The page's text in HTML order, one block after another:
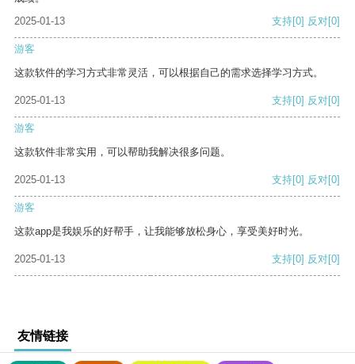
2025-01-13
支持[0] 反对[0]
游客
这款软件的学习方式非常灵活，可以根据自己的需求选择学习方式。
2025-01-13 支持[0] 反对[0]
游客
这款软件非常实用，可以帮助我解决很多问题。
2025-01-13 支持[0] 反对[0]
游客
这款app是我娱乐的好帮手，让我能够放松身心，享受美好时光。
2025-01-13 支持[0] 反对[0]
友情链接